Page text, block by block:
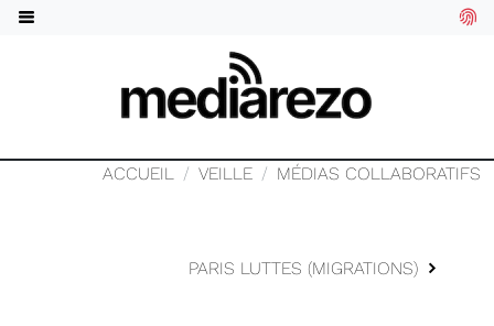
ACCUEIL VEILLE MÉDIAS COLLABORATIFS
PARIS LUTTES (MIGRATIONS)